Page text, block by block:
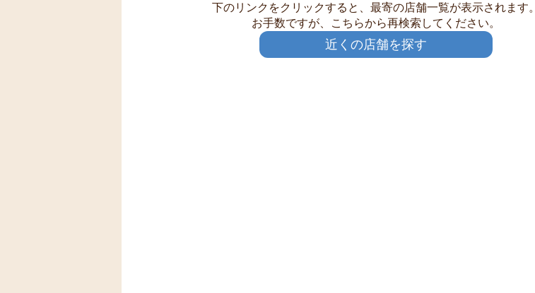
下のリンクをクリックすると、最寄の店舗一覧が表示されます。
お手数ですが、こちらから再検索してください。
近くの店舗を探す